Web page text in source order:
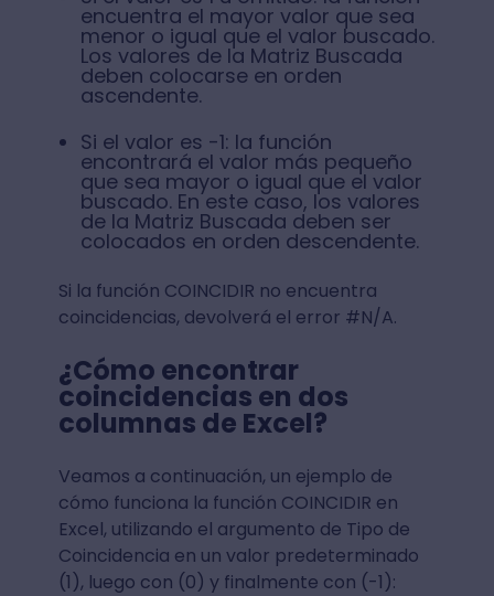
encuentra el mayor valor que sea
menor o igual que el valor buscado.
Los valores de la Matriz Buscada
deben colocarse en orden
ascendente.
Si el valor es -1: la función
encontrará el valor más pequeño
que sea mayor o igual que el valor
buscado. En este caso, los valores
de la Matriz Buscada deben ser
colocados en orden descendente.
Si la función COINCIDIR no encuentra
coincidencias, devolverá el error #N/A.
¿Cómo encontrar
coincidencias en dos
columnas de Excel?
Veamos a continuación, un ejemplo de
cómo funciona la función COINCIDIR en
Excel, utilizando el argumento de Tipo de
Coincidencia en un valor predeterminado
(1), luego con (0) y finalmente con (-1):